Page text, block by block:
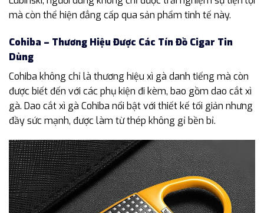
mà còn thể hiện đẳng cấp qua sản phẩm tinh tế này.
Cohiba – Thương Hiệu Được Các Tín Đồ Cigar Tin
Dùng
Cohiba không chỉ là thương hiệu xì gà danh tiếng mà còn
được biết đến với các phụ kiện đi kèm, bao gồm dao cắt xì
gà. Dao cắt xì gà Cohiba nổi bật với thiết kế tối giản nhưng
đầy sức mạnh, được làm từ thép không gỉ bền bỉ.